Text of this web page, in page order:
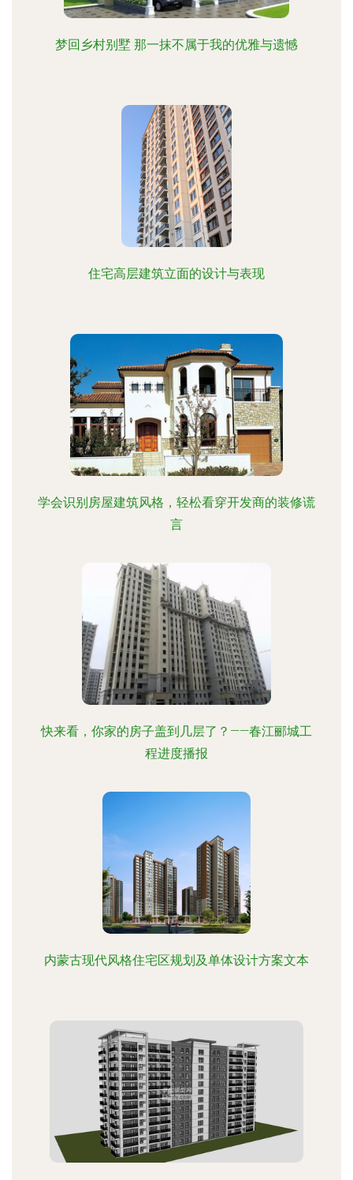
梦回乡村别墅 那一抹不属于我的优雅与遗憾
住宅高层建筑立面的设计与表现
学会识别房屋建筑风格，轻松看穿开发商的装修谎
言
快来看，你家的房子盖到几层了？——春江郦城工
程进度播报
内蒙古现代风格住宅区规划及单体设计方案文本